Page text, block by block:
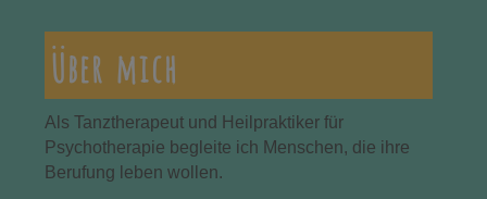
Über mich
Als Tanztherapeut und Heilpraktiker für
Psychotherapie begleite ich Menschen, die ihre
Berufung leben wollen.